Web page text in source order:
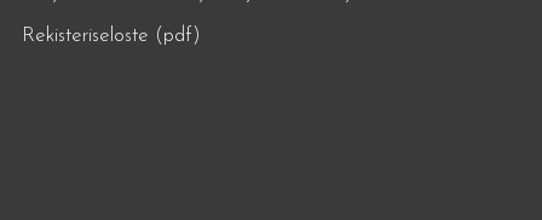
Rekisteriseloste (pdf)